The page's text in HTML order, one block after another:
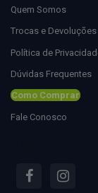
Quem Somos
Trocas e Devoluções
Política de
Dúvidas Frequentes
Como Comprar
Fale Conosco